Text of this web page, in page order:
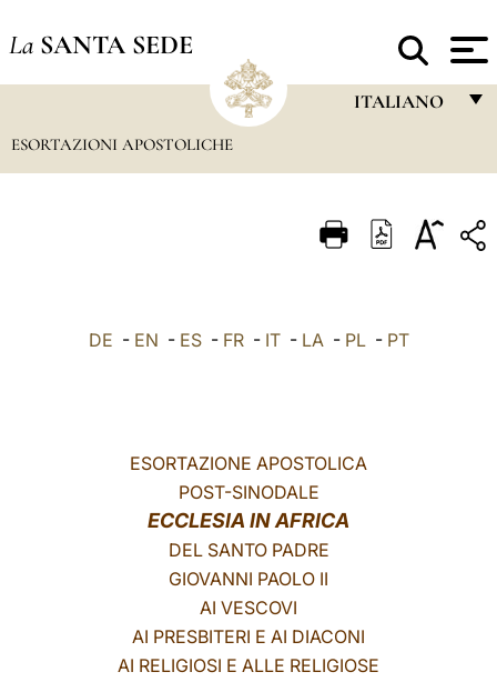
La SANTA SEDE
ITALIANO
ITALIANO
ESORTAZIONI APOSTOLICHE
DE - EN - ES- FR- IT- LA- PL- PT
ESORTAZIONE APOSTOLICA
POST-SINODALE
ECCLESIA IN AFRICA
DEL SANTO PADRE
GIOVANNI PAOLO II
AI VESCOVI
AI PRESBITERI E AI DIACONI
AI RELIGIOSI E ALLE RELIGIOSE